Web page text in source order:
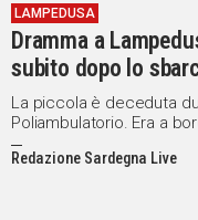
LAMPEDUSA
Dramma a
subito dopo lo
La piccola è deceduta
Poliambulatorio. Era a
soccorso nella notte
Redazione Sardegna Live